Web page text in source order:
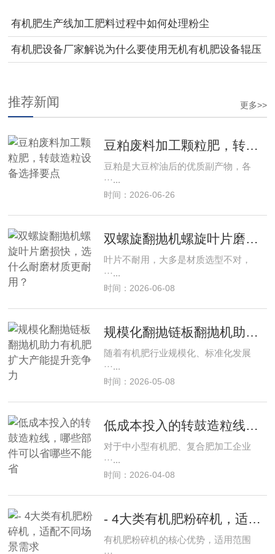
有机肥生产线加工肥料过程中如何处理粉尘
有机肥设备厂家解说为什么要使用无机有机肥设备辊压
更多>>
推荐新闻
豆粕废料加工颗粒肥，转鼓造粒设备选择要点
豆粕是大豆榨油后的优质副产物，各
···...
时间：2026-06-26
双螺旋翻抛机螺旋叶片磨损快，选什么耐磨材质更耐用？
叶片不耐用，大多是材质选型不对，
···...
时间：2026-06-08
规模化翻抛链板翻抛机助力有机肥扩大产能提升竞争力
随着有机肥行业规模化、标准化发展
···...
时间：2026-05-08
低成本投入的转鼓造粒线，哪些部件可以省哪些不能省
对于中小型有机肥、复合肥加工企业
···...
时间：2026-04-08
- 4大类有机肥粉碎机，适配不同场景需求
有机肥粉碎机的核心优势，适用范围